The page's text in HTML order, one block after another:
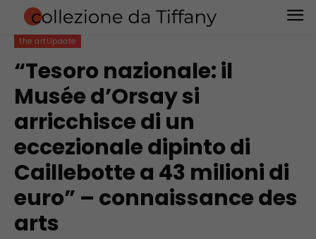
the artUpdate
“Tesoro nazionale: il
Musée d’Orsay si
arricchisce di un
eccezionale dipinto di
Caillebotte a 43 milioni di
euro” – connaissance des
arts